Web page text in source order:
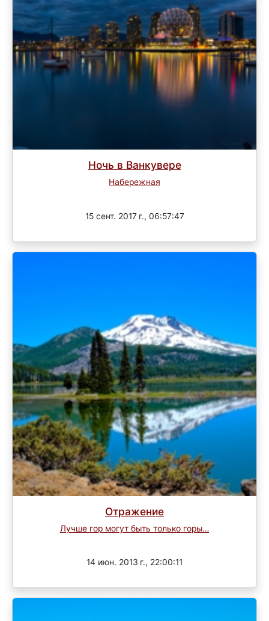
Ночь в Ванкувере
Набережная
15 сент. 2017 г., 06:57:47
Отражение
Лучше гор могут быть только горы…
14 июн. 2013 г., 22:00:11